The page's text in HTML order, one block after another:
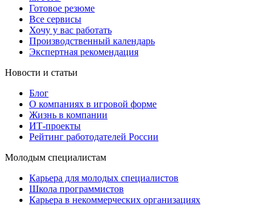
Готовое резюме
Все сервисы
Хочу у вас работать
Производственный календарь
Экспертная рекомендация
Новости и статьи
Блог
О компаниях в игровой форме
Жизнь в компании
ИТ-проекты
Рейтинг работодателей России
Молодым специалистам
Карьера для молодых специалистов
Школа программистов
Карьера в некоммерческих организациях